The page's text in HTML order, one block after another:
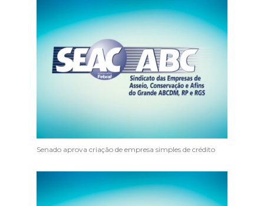
Senado aprova criação de empresa simples de crédito